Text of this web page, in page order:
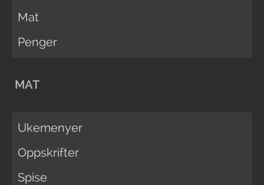
Mat
Penger
MAT
Ukemenyer
Oppskrifter
Spise